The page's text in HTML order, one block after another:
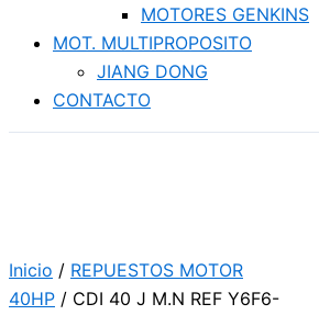
MOTORES GENKINS
MOT. MULTIPROPOSITO
JIANG DONG
CONTACTO
Inicio / REPUESTOS MOTOR
40HP / CDI 40 J M.N REF Y6F6-